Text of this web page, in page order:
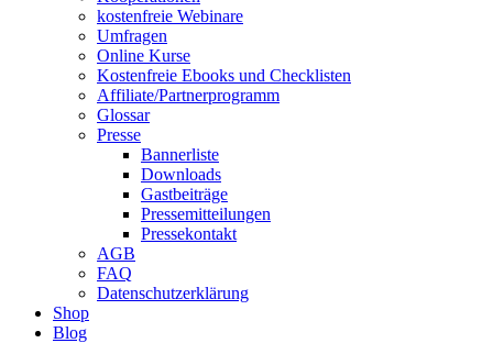
kostenfreie Webinare
Umfragen
Online Kurse
Kostenfreie Ebooks und Checklisten
Affiliate/Partnerprogramm
Glossar
Presse
Bannerliste
Downloads
Gastbeiträge
Pressemitteilungen
Pressekontakt
AGB
FAQ
Datenschutzerklärung
Shop
Blog